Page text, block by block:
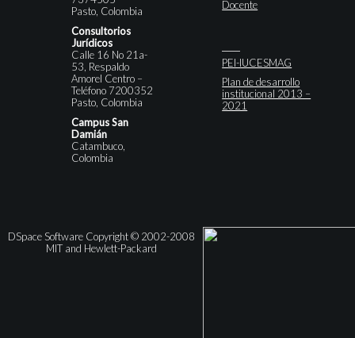
Pasto, Colombia
Consultorios
Jurídicos
Calle 16 No 21a-
53, Respaldo
Amorel Centro –
Teléfono 7200352
Pasto, Colombia
Campus San
Damián
Catambuco,
Colombia
Docente
PEI-IUCESMAG
Plan de desarrollo
institucional 2013 –
2021
DSpace Software Copyright © 2002-2008
MIT and Hewlett-Packard